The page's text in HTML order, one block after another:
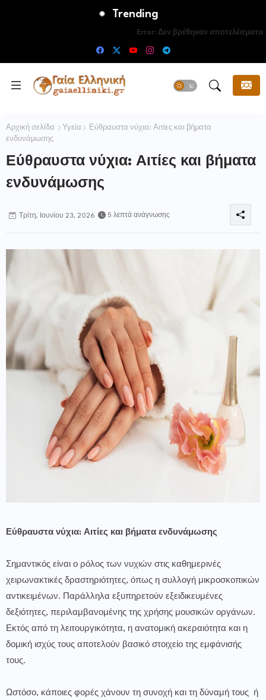
Trending
Error: Δεν βρέθηκαν αποτελέσματα
Αρχική σελίδα Υγεία
Εύθραυστα νύχια: Αιτίες και βήματα
ενδυνάμωσης
Εύθραυστα νύχια: Αιτίες και βήματα
ενδυνάμωσης
Τρίτη, Ιουνίου 23, 2026 5 λεπτά ανάγνωσης
Εύθραυστα νύχια: Αιτίες και βήματα ενδυνάμωσης
Σημαντικός είναι ο ρόλος των νυχιών στις καθημερινές
χειρωνακτικές δραστηριότητες, όπως η συλλογή μικροσκοπικών
αντικειμένων. Παράλληλα εξυπηρετούν εξειδικευμένες
δεξιότητες, περιλαμβανομένης της χρήσης μουσικών οργάνων.
Εκτός από τη λειτουργικότητα, η ανατομική ακεραιότητα και η
δομική ισχύς τους αποτελούν βασικό στοιχείο της εμφάνισής
τους.
Ωστόσο, κάποιες φορές χάνουν τη συνοχή και τη δύναμή τους ή